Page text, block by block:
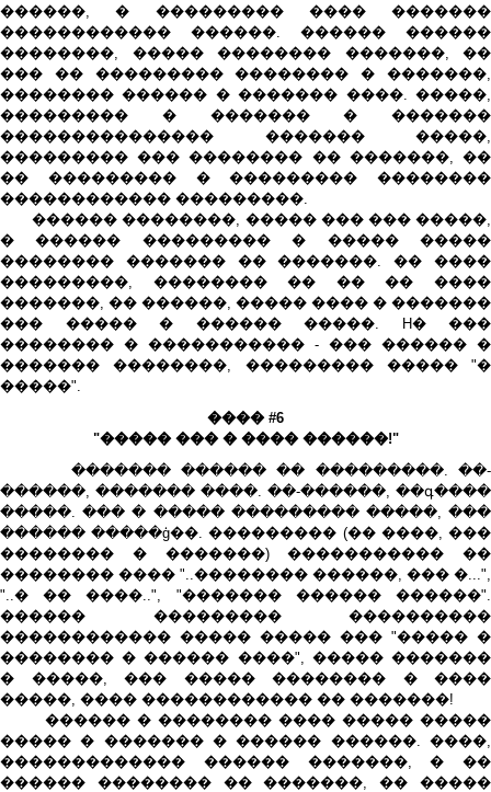
������, � ��������� ���� �������
������������ ������. ������ ������
��������, ����� �������� �������, ��
��� �� ��������� �������� � �������,
�������� ������ � ������� ����. �����,
��������� � ������� � �������
��������������� ������� �����,
��������� ��� �������� �� �������, ��
�� ��������� � ��������� ��������
������������ ���������.
������ ��������, ����� ��� ��� �����,
� ������ ��������� � ����� �����
�������� ������� �� �������. �� ����
���������, �������� �� �� �� ����
�������, �� ������, ����� ���� � �������
��� ����� � ������ �����. H� ���
�������� � ����������� - ��� ������ �
������� ��������, ��������� ����� "�
�����".
���� #6
"����� ��� � ���� ������!"
������� ������ �� ���������. ��-
������, ������� ����. ��-������, ��գ����
�����. ��� � ����� ��������� �����, ���
������ �����ģ��. ��������� (�� ����, ���
�������� � �������) ����������� ��
�������� ���� "..�������� ������, ��� �...",
"..� �� ����..", "������� ������ ������".
������ ��������� ����������
������������ ����� ����� ��� "����� �
�������� � ������ ����", ����� �������
� �����, ��� ����� �������� � ����
�����, ���� ������������ �� �������!
������ � �������� ���� ����� �����
����� � ������� � ������ ������. ����,
������������� ������ �������, � ��
������ �������� �� �������, �� �����